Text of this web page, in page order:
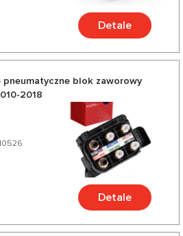
Detale
pneumatyczne blok zaworowy
2018
Detale